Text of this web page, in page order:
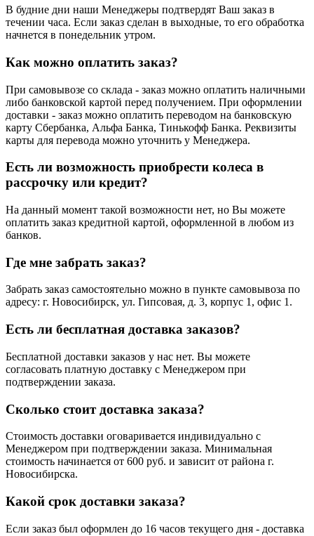
В будние дни наши Менеджеры подтвердят Ваш заказ в
течении часа. Если заказ сделан в выходные, то его обработка
начнется в понедельник утром.
Как можно оплатить заказ?
При самовывозе со склада - заказ можно оплатить наличными
либо банковской картой перед получением. При оформлении
доставки - заказ можно оплатить переводом на банковскую
карту Сбербанка, Альфа Банка, Тинькофф Банка. Реквизиты
карты для перевода можно уточнить у Менеджера.
Есть ли возможность приобрести колеса в
рассрочку или кредит?
На данный момент такой возможности нет, но Вы можете
оплатить заказ кредитной картой, оформленной в любом из
банков.
Где мне забрать заказ?
Забрать заказ самостоятельно можно в пункте самовывоза по
адресу: г. Новосибирск, ул. Гипсовая, д. 3, корпус 1, офис 1.
Есть ли бесплатная доставка заказов?
Бесплатной доставки заказов у нас нет. Вы можете
согласовать платную доставку с Менеджером при
подтверждении заказа.
Сколько стоит доставка заказа?
Стоимость доставки оговаривается индивидуально с
Менеджером при подтверждении заказа. Минимальная
стоимость начинается от 600 руб. и зависит от района г.
Новосибирска.
Какой срок доставки заказа?
Если заказ был оформлен до 16 часов текущего дня - доставка